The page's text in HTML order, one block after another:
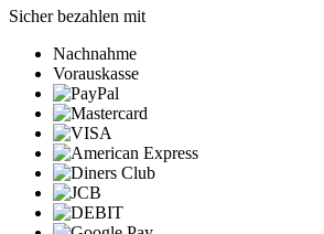
Sicher bezahlen mit
Nachnahme
Vorauskasse